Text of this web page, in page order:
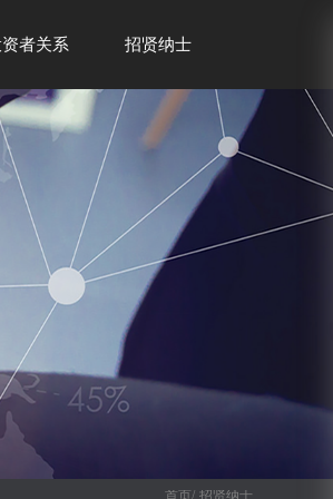
者关系 招贤纳士
首页/ 招贤纳士